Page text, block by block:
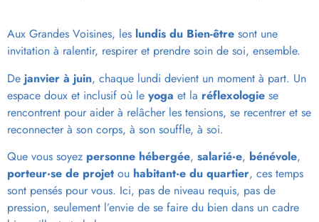
Aux Grandes Voisines, les lundis du Bien-être sont une
invitation à ralentir, respirer et prendre soin de soi, ensemble.
De janvier à juin, chaque lundi devient un moment à part. Un
espace doux et inclusif où le yoga et la réflexologie se
rencontrent pour aider à relâcher les tensions, se recentrer et se
reconnecter à son corps, à son souffle, à soi.
Que vous soyez personne hébergée, salarié·e, bénévole,
porteur·se de projet ou habitant·e du quartier, ces temps
sont pensés pour vous. Ici, pas de niveau requis, pas de
pression, seulement l’envie de se faire du bien dans un cadre